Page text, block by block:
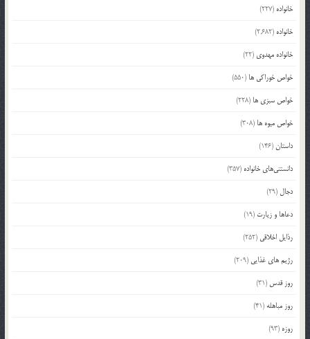
خانواده (227)
خانواده (2,682)
خانواده مهدوی (22)
خواص خوراکی ها (550)
خواص سبزی ها (228)
خواص میوه ها (308)
داستان(146)
دانستنی‌های خانواده (357)
دجال (29)
دعاها و زیارت (19)
رذایل اخلاقی (252)
رژیم های غذایی (209)
روز قدس (31)
روز مباهله (41)
روزه (93)